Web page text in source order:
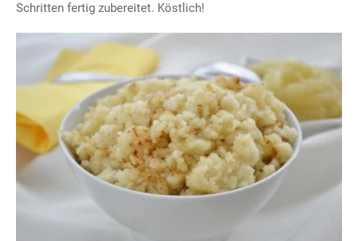
Schritten fertig zubereitet. Köstlich!